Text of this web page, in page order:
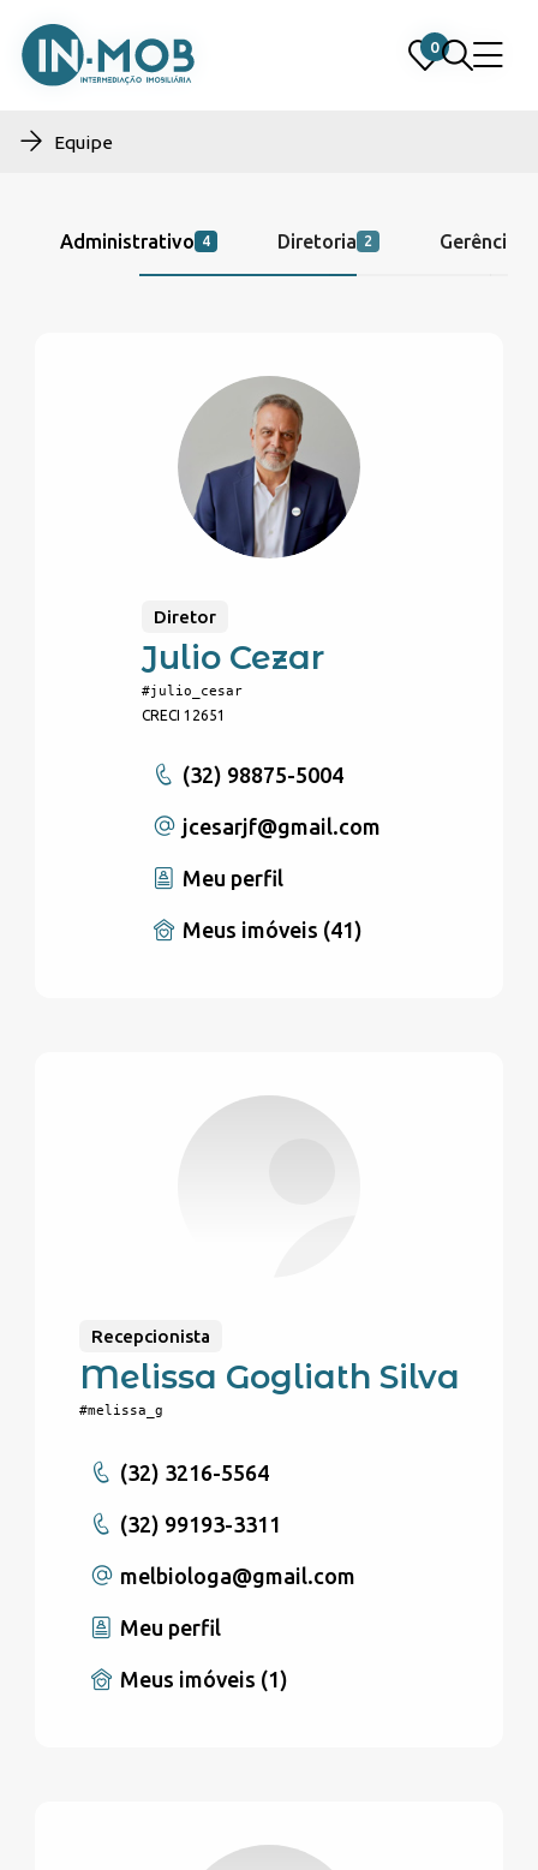
0
0
Equipe
Administrativo 4 Diretoria 2 Gerência
Diretor
Julio Cezar
#julio_cesar
CRECI 12651
(32) 98875-5004
jcesarjf@gmail.com
Meu perfil
Meus imóveis (41)
Recepcionista
Melissa Gogliath Silva
#melissa_g
(32) 3216-5564
(32) 99193-3311
melbiologa@gmail.com
Meu perfil
Meus imóveis (1)